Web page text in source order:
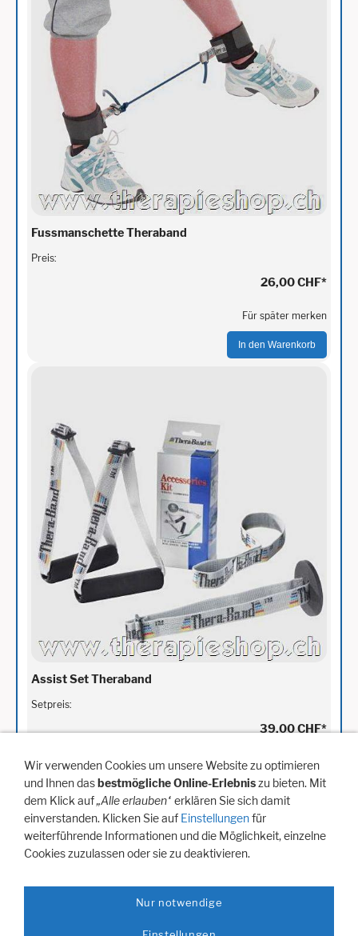
Fussmanschette Theraband
Preis:
26,00 CHF*
Für später merken
In den Warenkorb
Assist Set Theraband
Setpreis:
39,00 CHF*
Für später merken
* Alle Preise inkl. MwSt. zzgl.Versand
VertreterbesuchNewsletter Anmeldung
Wir verwenden Cookies um unsere Website zu optimieren
und Ihnen dasbestmögliche Online-Erlebniszu bieten. Mit
dem Klick auf„Alle erlauben“ erklären Sie sich damit
einverstanden. Klicken Sie auf Einstellungenfür
weiterführende Informationen und die Möglichkeit, einzelne
Cookies zuzulassen oder sie zu deaktivieren.
Nur notwendige